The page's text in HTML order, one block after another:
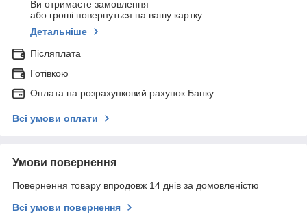
Ви отримаєте замовлення
або гроші повернуться на вашу картку
Детальніше
Післяплата
Готівкою
Оплата на розрахунковий рахунок Банку
Всі умови оплати
Умови повернення
Повернення товару впродовж 14 днів за домовленістю
Всі умови повернення